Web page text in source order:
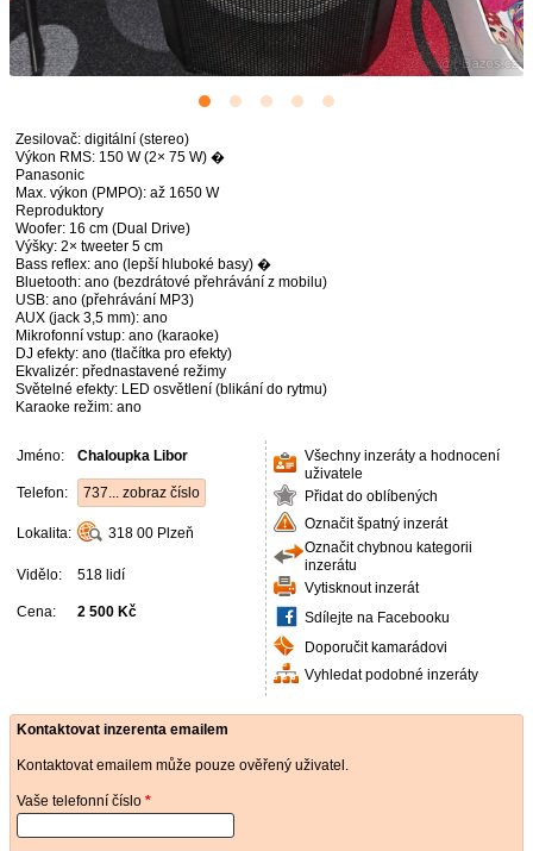
Zesilovač: digitální (stereo)
Výkon RMS: 150 W (2× 75 W) �
Panasonic
Max. výkon (PMPO): až 1650 W
Reproduktory
Woofer: 16 cm (Dual Drive)
Výšky: 2× tweeter 5 cm
Bass reflex: ano (lepší hluboké basy) �
Bluetooth: ano (bezdrátové přehrávání z mobilu)
USB: ano (přehrávání MP3)
AUX (jack 3,5 mm): ano
Mikrofonní vstup: ano (karaoke)
DJ efekty: ano (tlačítka pro efekty)
Ekvalizér: přednastavené režimy
Světelné efekty: LED osvětlení (blikání do rytmu)
Karaoke režim: ano
Jméno: Chaloupka Libor
Telefon: 737... zobraz číslo
Lokalita: 318 00 Plzeň
Vidělo: 518 lidí
Cena: 2 500 Kč
Všechny inzeráty a hodnocení
uživatele
Přidat do oblíbených
Označit špatný inzerát
Označit chybnou kategorii
inzerátu
Vytisknout inzerát
Sdílejte na Facebooku
Doporučit kamarádovi
Vyhledat podobné inzeráty
Kontaktovat inzerenta emailem
Kontaktovat emailem může pouze ověřený uživatel.
Vaše telefonní číslo *